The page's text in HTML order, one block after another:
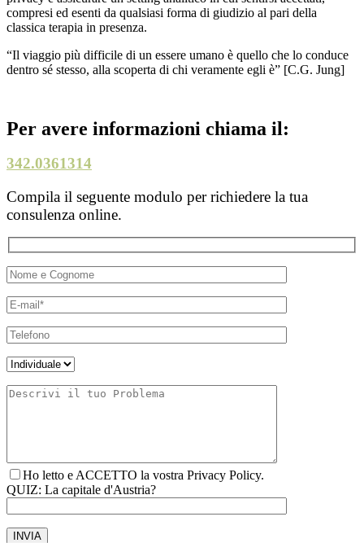
compresi ed esenti da qualsiasi forma di giudizio al pari della
classica terapia in presenza.
“Il viaggio più difficile di un essere umano è quello che lo conduce
dentro sé stesso, alla scoperta di chi veramente egli è” [C.G. Jung]
Per avere informazioni chiama il:
342.0361314
Compila il seguente modulo per richiedere la tua
consulenza online.
Ho letto e ACCETTO la vostra Privacy Policy.
QUIZ: La capitale d'Austria?
INVIA